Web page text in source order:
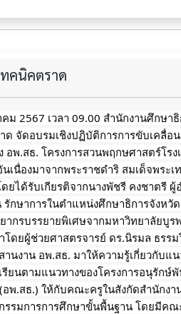
คนิคตราด
ม 2567 เวลา 09.00 สำนักงานศึกษา
ด จัดอบรมเชิงปฏิบัติการการขับเคลื่อ
อพ.สธ. โครงการสวนพฤกษศาสตร์โรง
เนื่องมาจากพระราชดำริ สมเด็จพระ
ยได้รับเกียรติจากนางพัชรี คงชาตรี ผู้
รักษาการในตำแหน่งศึกษาธิการจังหวั
กรบรรยายพิเศษจากมหาวิทยาลัยบูร
ดยผู้ช่วยศาสตรจารย์ ดร.นิรมล ธรร
นงาน อพ.สธ. มาให้ความรู้เกี่ยวกับแ
ยนตามแนวทางของโครงการอนุรักษ์
อพ.สธ.) ให้กับคณะครูในสังกัดสำนักง
รมการการศึกษาขั้นพื้นฐาน โดยมีคณ